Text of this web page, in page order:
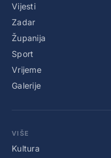
Vijesti
Zadar
Županija
Sport
Vrijeme
Galerije
VIŠE
Kultura